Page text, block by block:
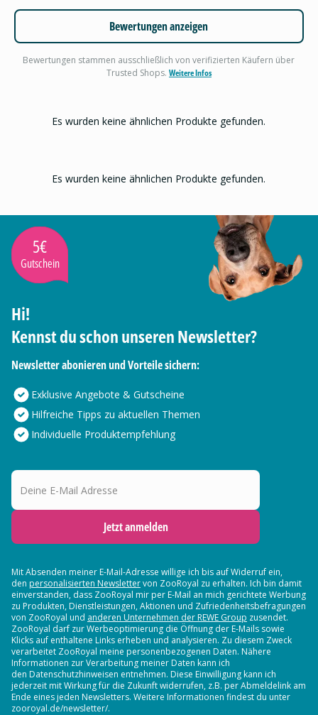
Bewertungen anzeigen
Bewertungen stammen ausschließlich von verifizierten Käufern über
Trusted Shops. Weitere Infos
Es wurden keine ähnlichen Produkte gefunden.
Es wurden keine ähnlichen Produkte gefunden.
5€
Gutschein
Hi!
Kennst du schon unseren Newsletter?
Newsletter abonieren und Vorteile sichern:
Exklusive Angebote & Gutscheine
Hilfreiche Tipps zu aktuellen Themen
Individuelle Produktempfehlung
Deine E-Mail Adresse
Jetzt anmelden
Mit Absenden meiner E-Mail-Adresse willige ich bis auf Widerruf ein,
den personalisierten Newslettervon ZooRoyal zu erhalten. Ich bin damit
einverstanden, dass ZooRoyal mir per E-Mail an mich gerichtete Werbung
zu Produkten, Dienstleistungen, Aktionen und Zufriedenheitsbefragungen
von ZooRoyal und anderen Unternehmen der REWE Group zusendet.
ZooRoyal darf zur Werbeoptimierung die Öffnung der E-Mails sowie
Klicks auf enthaltene Links erheben und analysieren. Zu diesem Zweck
verarbeitet ZooRoyal meine personenbezogenen Daten. Nähere
Informationen zur Verarbeitung meiner Daten kann ich
den Datenschutzhinweisen entnehmen. Diese Einwilligung kann ich
jederzeit mit Wirkung für die Zukunft widerrufen, z.B. per Abmeldelink am
Ende eines jeden Newsletters. Weitere Informationen findest du unter
zooroyal.de/newsletter/.